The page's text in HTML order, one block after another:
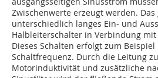
Zwischenwerte erzeugt werden.
unterschiedlich langes Ein- und
Halbleiterschalter in Verbindung
Dieses Schalten erfolgt zum
Schaltfrequenz. Durch die Leitung
Motorinduktivität und zusätzliche